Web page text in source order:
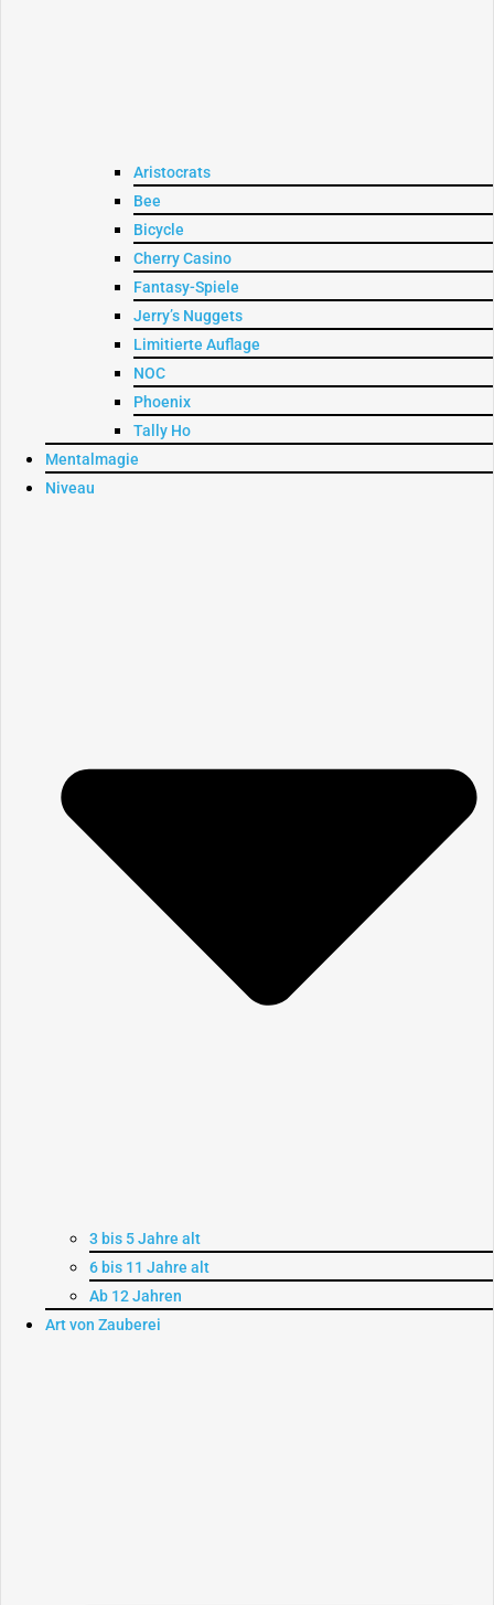
Aristocrats
Bee
Bicycle
Cherry Casino
Fantasy-Spiele
Jerry’s Nuggets
Limitierte Auflage
NOC
Phoenix
Tally Ho
Mentalmagie
Niveau
3 bis 5 Jahre alt
6 bis 11 Jahre alt
Ab 12 Jahren
Art von Zauberei